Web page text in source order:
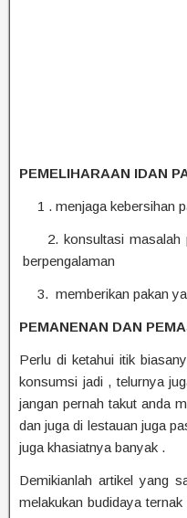
PEMELIHARAAN IDAN
1 . menjaga kebersihan
2. konsultasi
berpengalaman
3. memberikan pakan
PEMANENAN DAN
Perlu di ketahui itik
konsumsi jadi , telurnya
jangan pernah takut anda
dan juga di lestauan juga
juga khasiatnya banyak .
Demikianlah artikel yang
melakukan budidaya